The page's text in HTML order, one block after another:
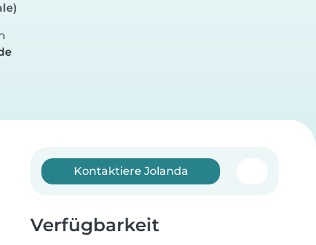
Kontaktiere Jolanda
Verfügbarkeit